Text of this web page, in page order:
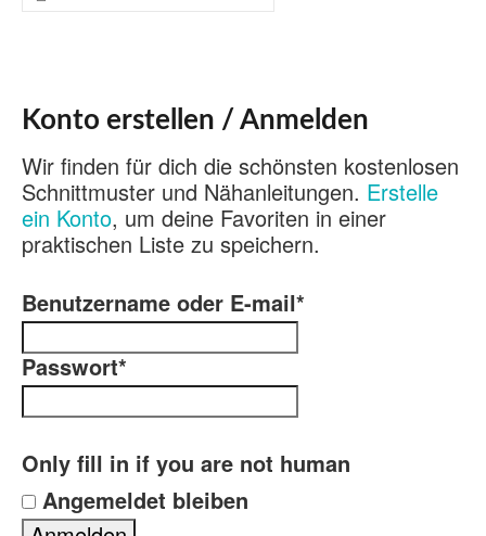
nach:
Konto erstellen / Anmelden
Wir finden für dich die schönsten kostenlosen
Schnittmuster und Nähanleitungen. Erstelle
ein Konto, um deine Favoriten in einer
praktischen Liste zu speichern.
Benutzername oder E-mail*
Passwort*
Only fill in if you are not human
Angemeldet bleiben